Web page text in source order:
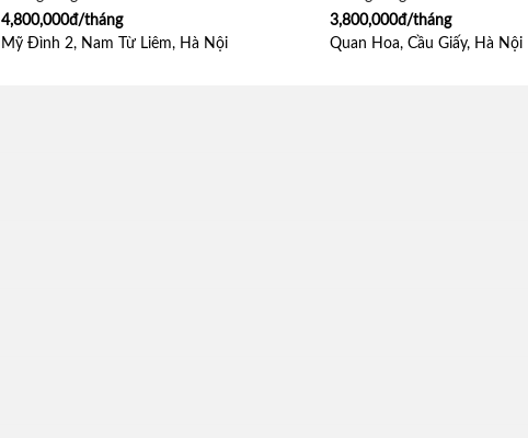
4,800,000đ/tháng
Mỹ Đình 2, Nam Từ Liêm, Hà Nội
3,800,000đ/tháng
Quan Hoa, Cầu Giấy, Hà Nội